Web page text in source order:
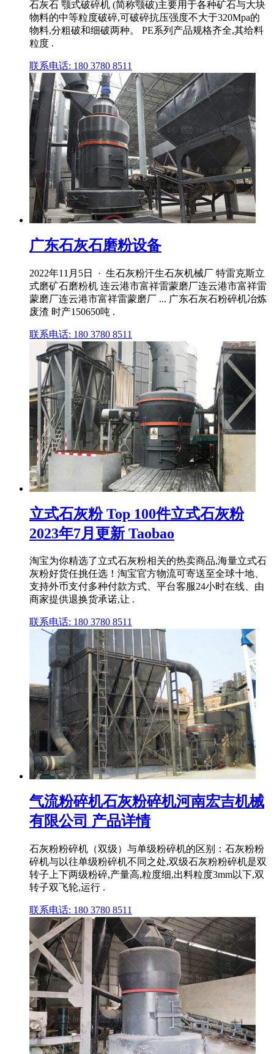
石灰石 颚式破碎机 (简称颚破)主要用于各种矿石与大块
物料的中等粒度破碎,可破碎抗压强度不大于320Mpa的
物料,分粗破和细破两种。 PE系列产品规格齐全,其给料
粒度 .
联系电话: 180 3780 8511
广东石灰石磨粉设备
2022年11月5日 · 生石灰粉汗生石灰机械厂 特雷克斯立
式磨矿石磨粉机 连云港市富祥雷蒙磨厂连云港市富祥雷
蒙磨厂连云港市富祥雷蒙磨厂 ... 广东石灰石粉碎机冶炼
废渣 时产150650吨 .
联系电话: 180 3780 8511
立式石灰粉 Top 100件立式石灰粉
2023年7月更新 Taobao
淘宝为你精选了立式石灰粉相关的热卖商品,海量立式石
灰粉好货任挑任选！淘宝官方物流可寄送至全球十地、
支持外币支付多种付款方式、平台客服24小时在线、由
商家提供退换货承诺,让 .
联系电话: 180 3780 8511
气流粉碎机石灰粉碎机河南宏吉机械
有限公司 产品详情
石灰粉粉碎机（双级）与单级粉碎机的区别：石灰粉粉
碎机与以往单级粉碎机不同之处,双级石灰粉粉碎机是双
转子上下两级粉碎,产量高,粒度细,出料粒度3mm以下,双
转子双飞轮,运行 .
联系电话: 180 3780 8511